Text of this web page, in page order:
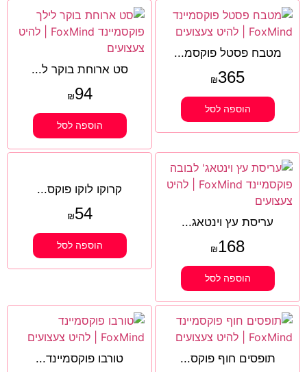
מטבח פסטל פוקסמ...
₪365
הוספה לסל
סט ארוחת בוקר ל...
₪94
הוספה לסל
עריסת עץ וינטאג...
₪168
הוספה לסל
קרוקו לוקו פוקס...
₪54
הוספה לסל
תופסים חוף פוקס... טורבו פוקסמיינד...